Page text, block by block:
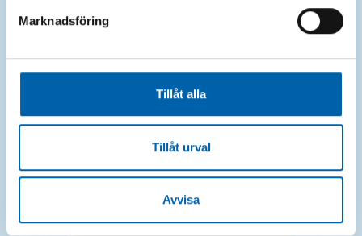
Marknadsföring
Tillåt alla
Tillåt urval
Avvisa
Bild